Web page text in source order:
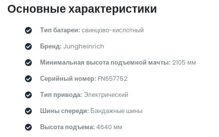
Основные характеристики
Тип батареи: свинцово-кислотный
Бренд: Jungheinrich
Минимальная высота подъемной мачты: 2105 мм
Серийный номер: FN657752
Тип привода: Электрический
Шины спереди: Бандажные шины
Высота подъема: 4640 мм